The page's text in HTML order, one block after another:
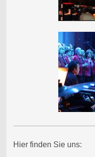
Hier finden Sie uns: